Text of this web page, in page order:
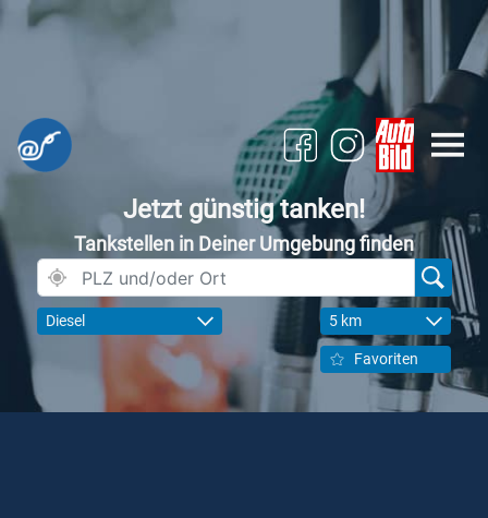
Jetzt günstig tanken!
Tankstellen in Deiner Umgebung finden
Diesel 5 km
Favoriten